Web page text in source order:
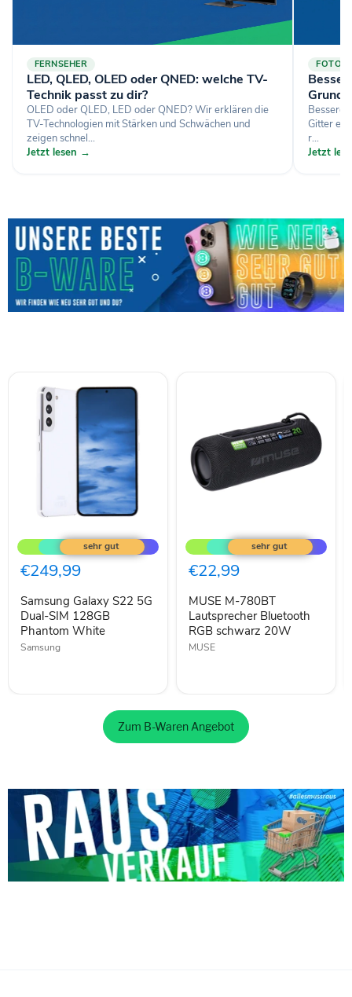
FERNSEHER
LED, QLED, OLED oder QNED: welche TV-
Technik passt zu dir?
OLED oder QLED, LED oder QNED? Wir erklären die
TV-Technologien mit Stärken und Schwächen und
zeigen schnel...
Jetzt lesen →
Bessere
Gitter
r...
Jetzt
Galaxy
S22
5G
Dual-
128GB
Phantom
White
€249,99
Samsung Galaxy S22 5G
Dual-SIM 128GB
Phantom White
Samsung
M-
780BT
Lautsprecher
Bluetooth
schwarz
20W
€22,99
MUSE M-780BT
Lautsprecher Bluetooth
RGB schwarz 20W
MUSE
Zum B-Waren Angebot